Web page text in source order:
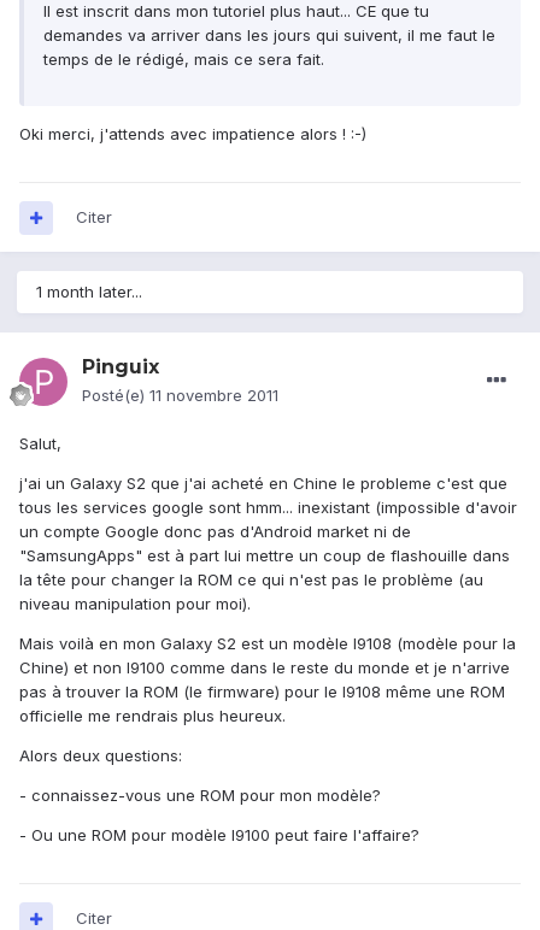
Il est inscrit dans mon tutoriel plus haut... CE que tu
demandes va arriver dans les jours qui suivent, il me faut le
temps de le rédigé, mais ce sera fait.
Oki merci, j'attends avec impatience alors ! :-)
Citer
1 month later...
Pinguix
Posté(e) 11 novembre 2011
Salut,
j'ai un Galaxy S2 que j'ai acheté en Chine le probleme c'est que
tous les services google sont hmm... inexistant (impossible d'avoir
un compte Google donc pas d'Android market ni de
"SamsungApps" est à part lui mettre un coup de flashouille dans
la tête pour changer la ROM ce qui n'est pas le problème (au
niveau manipulation pour moi).
Mais voilà en mon Galaxy S2 est un modèle I9108 (modèle pour la
Chine) et non I9100 comme dans le reste du monde et je n'arrive
pas à trouver la ROM (le firmware) pour le I9108 même une ROM
officielle me rendrais plus heureux.
Alors deux questions:
- connaissez-vous une ROM pour mon modèle?
- Ou une ROM pour modèle I9100 peut faire l'affaire?
Citer